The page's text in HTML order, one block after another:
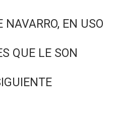
NAVARRO, EN USO
QUE LE SON